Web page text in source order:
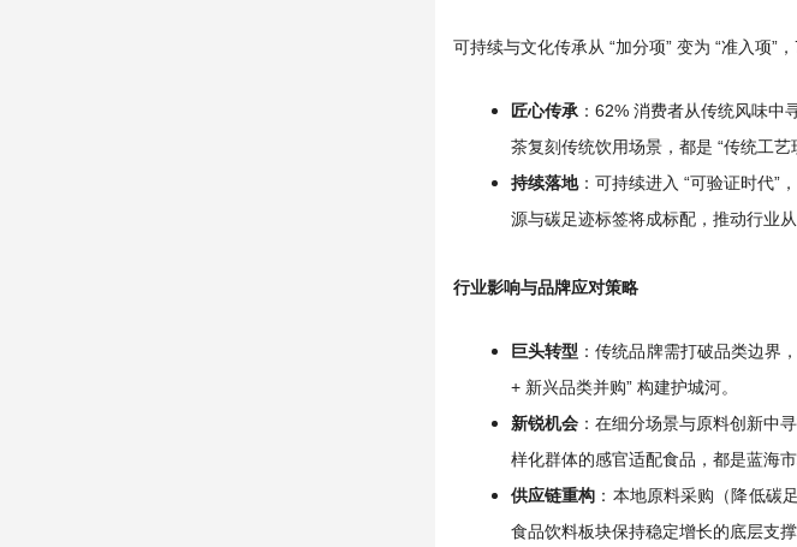
可持续与文化传承从 “加分项” 变为 “准入项”
匠心传承：62% 消费者从传统风味中
茶复刻传统饮用场景，都是 “传统工艺
持续落地：可持续进入 “可验证时代”
源与碳足迹标签将成标配，推动行业从
行业影响与品牌应对策略
巨头转型 ：传统品牌需打破品类边界
+ 新兴品类并购” 构建护城河。
新锐机会：在细分场景与原料创新中
样化群体的感官适配食品，都是蓝海市
供应链重构 ：本地原料采购（降低碳
食品饮料板块保持稳定增长的底层支撑